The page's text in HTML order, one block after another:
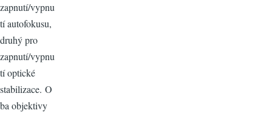
zapnutí/vypnu
tí autofokusu,
druhý pro
zapnutí/vypnu
tí optické
stabilizace. O
ba objektivy